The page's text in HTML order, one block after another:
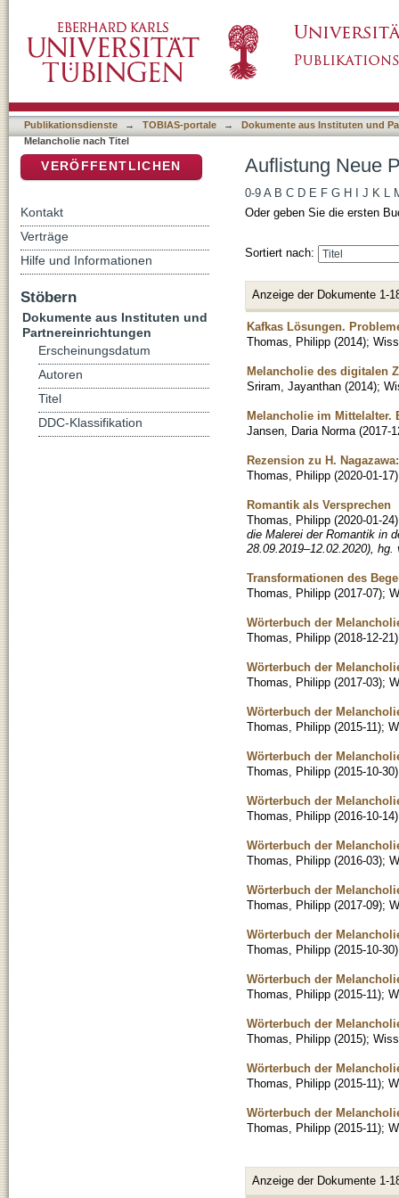
Publikationsdienste → TOBIAS-portale →
Dokumente aus Instituten und
Melancholie nach Titel
Auflistung Neue
0-9 A B C D E F G H J K L
Oder geben Sie die ersten
Sortiert nach:
Anzeige der Dokumente 1-
Kafkas Lösungen.
Thomas, Philipp (2014);
Melancholie des digitalen
Sriram, Jayanthan (2014);
Melancholie im Mittelalter.
Jansen, Daria Norma (2017-
Rezension zu H.
Thomas, Philipp (2020-01-17)
Romantik als Versprechen
Thomas, Philipp (2020-01-24)
die Malerei der Romantik in
28.09.2019–12.02.2020),
Transformationen des
Thomas, Philipp (2017-07);
Wörterbuch der
Thomas, Philipp (2018-12-21)
Wörterbuch der
Thomas, Philipp (2017-03);
Wörterbuch der
Thomas, Philipp (2015-11);
Wörterbuch der
Thomas, Philipp (2015-10-30)
Wörterbuch der
Thomas, Philipp (2016-10-14)
Wörterbuch der
Thomas, Philipp (2016-03);
Wörterbuch der
Thomas, Philipp (2017-09);
Wörterbuch der
Thomas, Philipp (2015-10-30)
Wörterbuch der
Thomas, Philipp (2015-11);
Wörterbuch der
Thomas, Philipp (2015);
Wörterbuch der
Thomas, Philipp (2015-11);
Wörterbuch der
Thomas, Philipp (2015-11);
Anzeige der Dokumente 1-
VERÖFFENTLICHEN
Kontakt
Verträge
Hilfe und Informationen
Stöbern
Dokumente aus Instituten und
Partnereinrichtungen
Erscheinungsdatum
Autoren
Titel
DDC-Klassifikation